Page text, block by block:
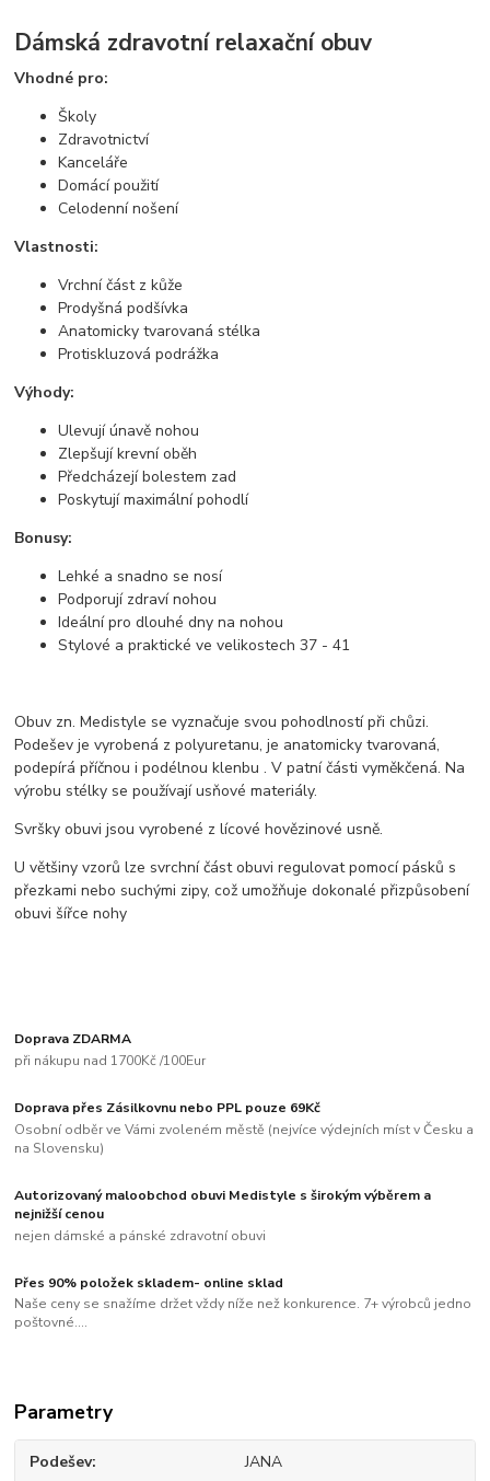
Doprava ZDARMA
při nákupu nad 1700Kč /100Eur
Doprava přes Zásilkovnu nebo PPL pouze 69Kč
Osobní odběr ve Vámi zvoleném městě (nejvíce výdejních míst v Česku a
na Slovensku)
Autorizovaný maloobchod obuvi Medistyle s širokým výběrem a
nejnižší cenou
nejen dámské a pánské zdravotní obuvi
Přes 90% položek skladem- online sklad
Naše ceny se snažíme držet vždy níže než konkurence. 7+ výrobců jedno
poštovné....
Dámská zdravotní relaxační obuv
Vhodné pro:
Školy
Zdravotnictví
Kanceláře
Domácí použití
Celodenní nošení
Vlastnosti:
Vrchní část z kůže
Prodyšná podšívka
Anatomicky tvarovaná stélka
Protiskluzová podrážka
Výhody:
Ulevují únavě nohou
Zlepšují krevní oběh
Předcházejí bolestem zad
Poskytují maximální pohodlí
Bonusy:
Lehké a snadno se nosí
Podporují zdraví nohou
Ideální pro dlouhé dny na nohou
Stylové a praktické ve velikostech 37 - 41
Obuv zn. Medistyle se vyznačuje svou pohodlností při chůzi.
Podešev je vyrobená z polyuretanu, je anatomicky tvarovaná,
podepírá příčnou i podélnou klenbu . V patní části vyměkčená. Na
výrobu stélky se používají usňové materiály.
Svršky obuvi jsou vyrobené z lícové hovězinové usně.
U většiny vzorů lze svrchní část obuvi regulovat pomocí pásků s
přezkami nebo suchými zipy, což umožňuje dokonalé přizpůsobení
obuvi šířce nohy
Parametry
Podešev JANA